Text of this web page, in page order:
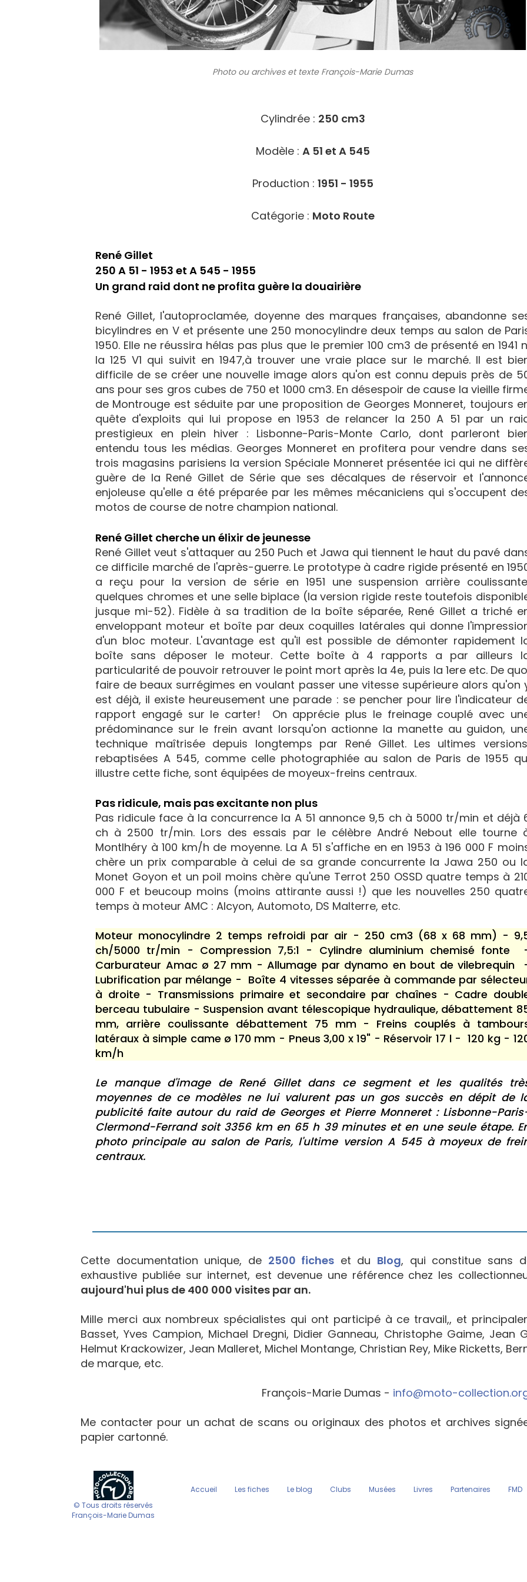
Photo ou archiveset texte François-Marie Dumas
Cylindrée : 250 cm3
Modèle : A 51 et A 545
Production : 1951 - 1955
Catégorie : Moto Route
René Gillet
250 A 51 - 1953 et A 545 - 1955
Un grand raid dont ne profita guère la douairière
René Gillet, l'autoproclamée, doyenne des marques françaises, abandonne
bicylindres en V et présente une 250 monocylindre deux temps au salon de
1950. Elle ne réussira hélas pas plus que le premier 100 cm3 de présenté en 1941
la 125 V1 qui suivit en 1947,à trouver une vraie place sur le marché. Il est
difficile de se créer une nouvelle image alors qu'on est connu depuis près de
ans pour ses gros cubes de 750 et 1000 cm3. En désespoir de cause la vieille
de Montrouge est séduite par une proposition de Georges Monneret, toujours
quête d'exploits qui lui propose en 1953 de relancer la 250 A 51 par un
prestigieux en plein hiver : Lisbonne-Paris-Monte Carlo, dont parleront
entendu tous les médias. Georges Monneret en profitera pour vendre dans
trois magasins parisiens la version Spéciale Monneret présentée ici qui ne
guère de la René Gillet de Série que ses décalques de réservoir et
enjoleuse qu'elle a été préparée par les mêmes mécaniciens qui s'occupent
motos de course de notre champion national.
René Gillet cherche un élixir de jeunesse
René Gillet veut s'attaquer au 250 Puch et Jawa qui tiennent le haut du pavé
ce difficile marché de l'après-guerre. Le prototype à cadre rigide présenté en
a reçu pour la version de série en 1951 une suspension arrière
quelques chromes et une selle biplace (la version rigide reste toutefois
jusque mi-52). Fidèle à sa tradition de la boîte séparée, René Gillet a triché
enveloppant moteur et boîte par deux coquilles latérales qui donne
d'un bloc moteur. L'avantage est qu'il est possible de démonter rapidement
boîte sans déposer le moteur. Cette boîte à 4 rapports a par ailleurs
particularité de pouvoir retrouver le point mort après la 4e, puis la 1ere etc. De
faire de beaux surrégimes en voulant passer une vitesse supérieure alors qu'on
est déjà, il existe heureusement une parade : se pencher pour lire l'indicateur
rapport engagé sur le carter! On apprécie plus le freinage couplé avec
prédominance sur le frein avant lorsqu'on actionne la manette au guidon,
technique maîtrisée depuis longtemps par René Gillet. Les ultimes
rebaptisées A 545, comme celle photographiée au salon de Paris de 1955
illustre cette fiche, sont équipées de moyeux-freins centraux.
Pas ridicule, mais pas excitante non plus
Pas ridicule face à la concurrence la A 51 annonce 9,5 ch à 5000 tr/min et déjà
ch à 2500 tr/min. Lors des essais par le célèbre André Nebout elle tourne
Montlhéry à 100 km/h de moyenne. La A 51 s'affiche en en 1953 à 196 000 F
chère un prix comparable à celui de sa grande concurrente la Jawa 250 ou
Monet Goyon et un poil moins chère qu'une Terrot 250 OSSD quatre temps à
000 F et beucoup moins (moins attirante aussi !) que les nouvelles 250
temps à moteur AMC : Alcyon, Automoto, DS Malterre, etc.
Moteur monocylindre 2 temps refroidi par air - 250 cm3 (68 x 68 mm) -
ch/5000 tr/min - Compression 7,5:1 - Cylindre aluminium chemisé fonte
Carburateur Amac ø 27 mm - Allumage par dynamo en bout de vilebrequin
Lubrification par mélange - Boîte 4 vitesses séparée à commande par
à droite - Transmissions primaire et secondaire par chaînes - Cadre
berceau tubulaire - Suspension avant télescopique hydraulique, débattement
mm, arrière coulissante débattement 75 mm - Freins couplés à
latéraux à simple came ø 170 mm - Pneus 3,00 x 19" - Réservoir 17 l - 120 kg -
km/h
Le manque d'image de René Gillet dans ce segment et les qualités
moyennes de ce modèles ne lui valurent pas un gos succès en dépit de
publicité faite autour du raid de Georges et Pierre Monneret : Lisbonne-
Clermond-Ferrand soit 3356 km en 65 h 39 minutes et en une seule étape.
photo principale au salon de Paris, l'ultime version A 545 à moyeux de
centraux.
Cette documentation unique, de 2500 fiches et du Blog, qui constitue sans
exhaustive publiée sur internet, est devenue une référence chez les
aujourd'hui plus de 400 000 visites par an.
Mille merci aux nombreux spécialistes qui ont participé à ce travail,, et
Basset, Yves Campion, Michael Dregni, Didier Ganneau, Christophe Gaime, Jean
Helmut Krackowizer, Jean Malleret, Michel Montange, Christian Rey, Mike Ricketts,
de marque, etc.
François-Marie Dumas - info@moto-
Me contacter pour un achat de scans ou originaux des photos et archives
papier cartonné.
© Tous droits réservés
François-Marie Dumas
Accueil Les fiches Le blog Clubs Musées Livres Partenaires FMD